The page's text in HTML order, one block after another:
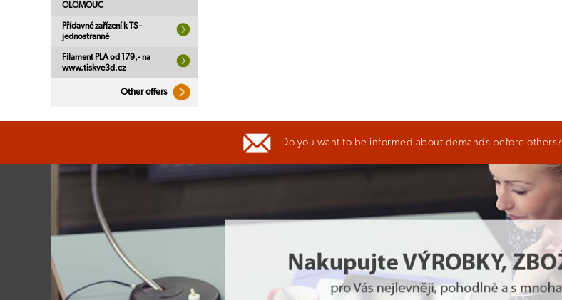
OLOMOUC
Přídavné zařízení k TS -
jednostranné
Filament PLA od 179,- na
www.tiskve3d.cz
Other offers
Do you want to be informed about demands before others?